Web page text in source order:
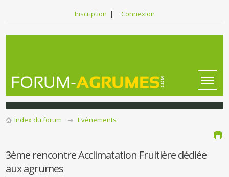
Inscription | Connexion
Index du forum Evènements
3ème rencontre Acclimatation Fruitière dédiée
aux agrumes